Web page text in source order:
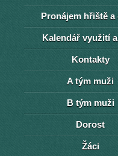
Pronájem hřiště a
Kalendář využití
Kontakty
A tým muži
B tým muži
Dorost
Žáci